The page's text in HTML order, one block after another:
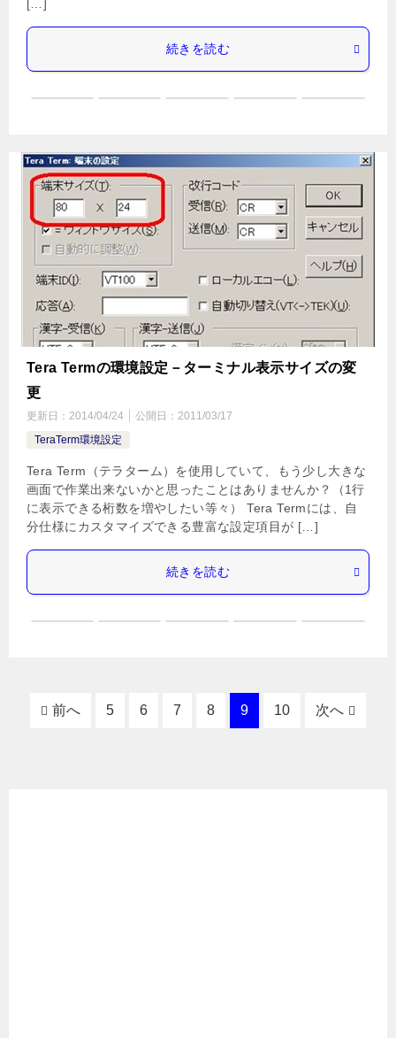
[…]
続きを読む
Tera Termの環境設定－ターミナル表示サイズの変
更
更新日： 2014/04/24 公開日： 2011/03/17
TeraTerm環境設定
Tera Term（テラターム）を使用していて、もう少し大きな
画面で作業出来ないかと思ったことはありませんか？（1行
に表示できる桁数を増やしたい等々） Tera Termには、自
分仕様にカスタマイズできる豊富な設定項目が […]
続きを読む
前へ 5 6 7 8 9 10 次へ